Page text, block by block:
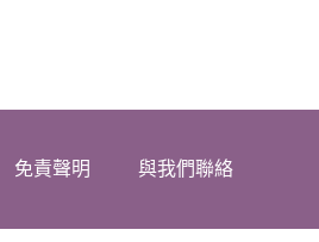
免責聲明 與我們聯絡